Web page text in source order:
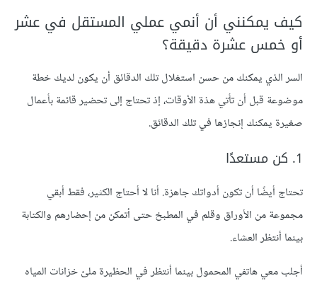
كيف يمكنني أن أنمي عملي المستقل في عشر
أو خمس عشرة دقيقة؟
السر الذي يمكنك من حسن استغلال تلك الدقائق أن يكون لديك خطة
موضوعة قبل أن تأتي هذة الأوقات، إذ تحتاج إلى تحضير قائمة بأعمال
صغيرة يمكنك إنجازها في تلك الدقائق.
1. كن مستعدًا
تحتاج أيضًا أن تكون أدواتك جاهزة. أنا لا أحتاج الكثير، فقط أبقي
مجموعة من الأوراق وقلم في المطبخ حتى أتمكن من إحضارهم والكتابة
بينما أنتظر العشاء.
أجلب معي هاتفي المحمول بينما أنتظر في الحظيرة ملئ خزانات المياه